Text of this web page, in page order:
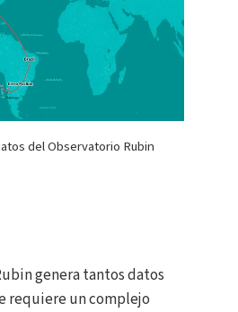
del Observatorio Rubin
genera tantos datos
requiere un complejo